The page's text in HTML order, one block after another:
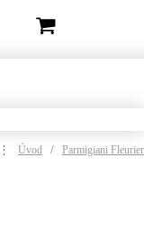
⋮ Úvod / Parmigiani Fleurier